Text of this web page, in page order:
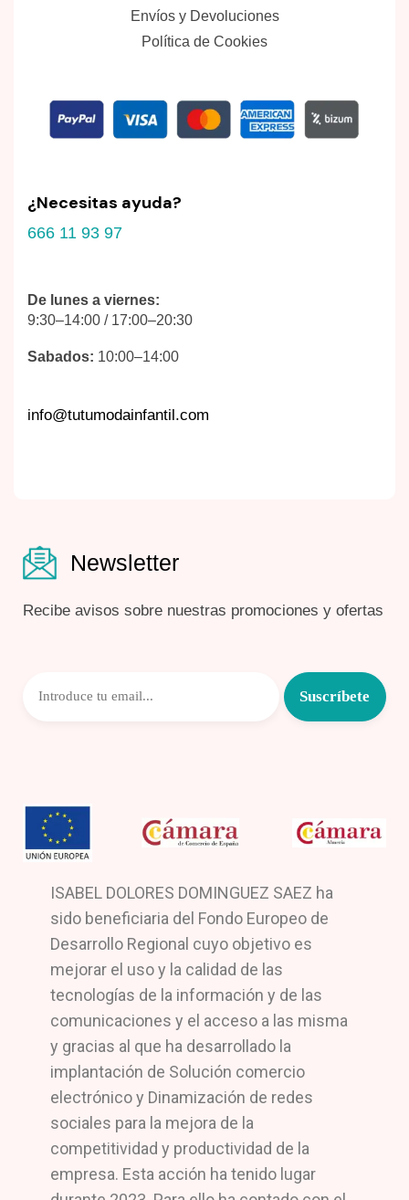
Envíos y Devoluciones
Política de Cookies
¿Necesitas ayuda?
666 11 93 97
De lunes a viernes:
9:30–14:00 / 17:00–20:30
Sabados: 10:00–14:00
info@tutumodainfantil.com
Newsletter
Recibe avisos sobre nuestras promociones y ofertas
ISABEL DOLORES DOMINGUEZ SAEZ ha
sido beneficiaria del Fondo Europeo de
Desarrollo Regional cuyo objetivo es
mejorar el uso y la calidad de las
tecnologías de la información y de las
comunicaciones y el acceso a las misma
y gracias al que ha desarrollado la
implantación de Solución comercio
electrónico y Dinamización de redes
sociales para la mejora de la
competitividad y productividad de la
empresa. Esta acción ha tenido lugar